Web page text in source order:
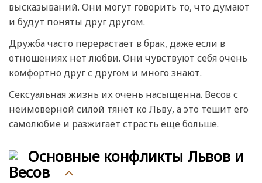
высказываний. Они могут говорить то, что думают
и будут поняты друг другом.
Дружба часто перерастает в брак, даже если в
отношениях нет любви. Они чувствуют себя очень
комфортно друг с другом и много знают.
Сексуальная жизнь их очень насыщенна. Весов с
неимоверной силой тянет ко Льву, а это тешит его
самолюбие и разжигает страсть еще больше.
Основные конфликты Львов и
Весов